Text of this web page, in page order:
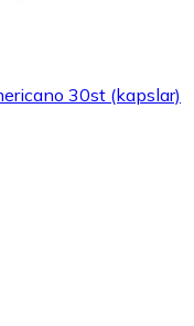
30st (kapslar)